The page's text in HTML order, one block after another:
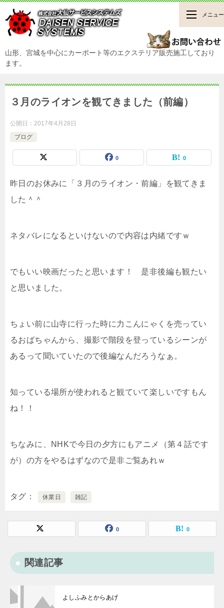
山形、宮城を中心にカーポート等のエクステリア販売施工しており
ます。
メニュー
３月のライオンを観てきました（前編）
公開日： 2017年4月28日
ブログ
0 0
昨日のお休みに「３月のライオン・前編」を観てきま
した＾＾
ネタバレになるといけないので内容は内緒ですｗ
でもいい映画だったと思います！ 是非後編も観たい
と思いました。
ちょい前に山寺に行った時に力こんにゃくを売ってい
るおばちゃんから、撮影で階段を登っているシーンが
あるって聞いていたので後編なんだろうなぁ。
知っている場所が使われると観ていて楽しいですもん
ね！！
ちなみに、NHKで今日の夕方にもアニメ（第４話です
が）の方をやるはずなので是非ご覧あれｗ
タグ 休業日 雑記
0 0
関連記事
よしふみとからあげ